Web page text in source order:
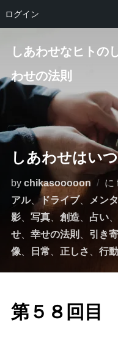
ン
ス
しあわせなヒトの
わせの法則
しあわせはい
by chikasooooon に
アル、ドライブ、 メン
影、 写真、 創造、 占い、
せ、 幸せの法則 引き
像
日常 正しさ 行
第５８回目
ログイン